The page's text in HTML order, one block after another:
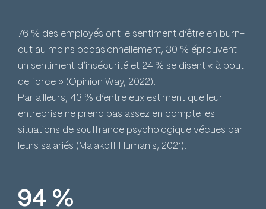
76 % des employés ont le sentiment d’être en burn-
out au moins occasionnellement, 30 % éprouvent
un sentiment d’insécurité et 24 % se disent « à bout
de force » (Opinion Way, 2022).
Par ailleurs, 43 % d’entre eux estiment que leur
entreprise ne prend pas assez en compte les
situations de souffrance psychologique vécues par
leurs salariés (Malakoff Humanis, 2021).
94 %